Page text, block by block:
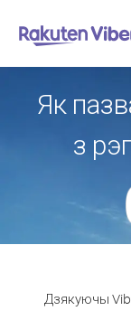
Як
з
Дзякуючы